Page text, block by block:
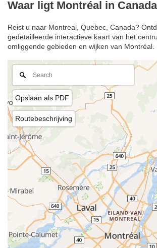
Waar ligt Montréal in
Reist u naar Montreal, Quebec, Canada?
gedetailleerde interactieve kaart van het
omliggende gebieden en wijken van Montréal.
Opslaan als PDF
Routebeschrijving